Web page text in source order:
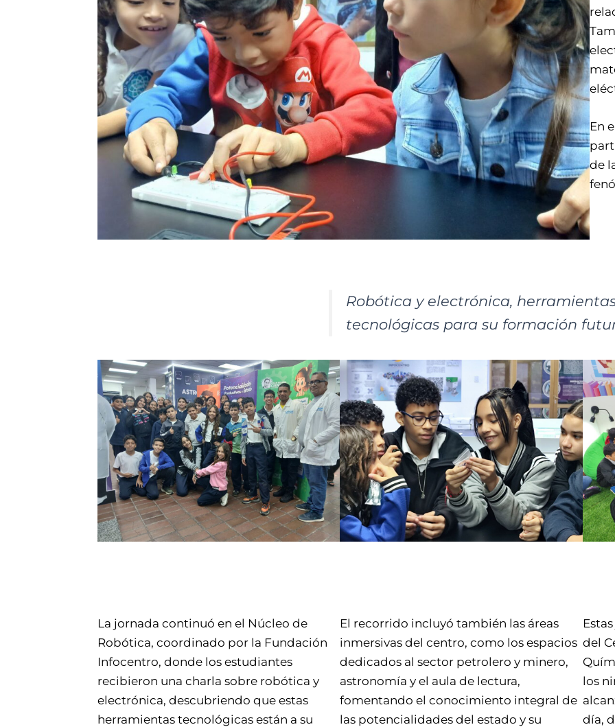
En
de
Robótica y electrónica,
tecnológicas para su formación
La jornada continuó en el Núcleo de
Robótica, coordinado por la Fundación
Infocentro, donde los estudiantes
recibieron una charla sobre robótica y
electrónica, descubriendo que estas
herramientas tecnológicas están a su
El recorrido incluyó también las áreas
inmersivas del centro, como los espacios
dedicados al sector petrolero y minero,
astronomía y el aula de lectura,
fomentando el conocimiento integral de
las potencialidades del estado y su
del
los
día,